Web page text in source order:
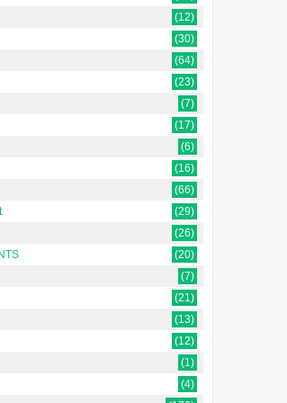
(12)
(30)
(64)
(23)
(7)
(17)
(6)
(16)
(66)
(29)
(26)
(20)
(7)
(21)
(13)
(12)
(1)
(4)